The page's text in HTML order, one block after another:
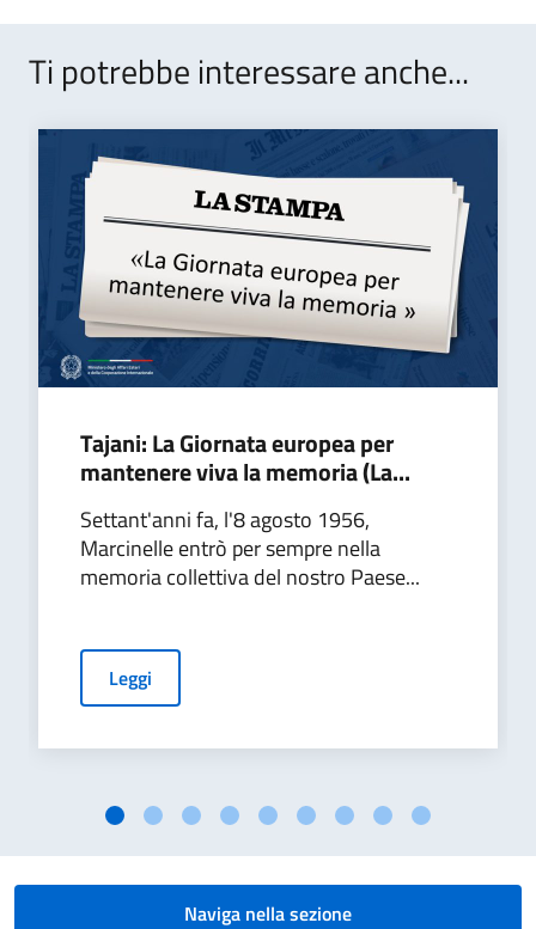
Ti potrebbe interessare anche...
Tajani: La Giornata europea per
mantenere viva la memoria (La...
Settant'anni fa, l'8 agosto 1956,
Marcinelle entrò per sempre nella
memoria collettiva del nostro Paese...
Leggi
Naviga nella sezione